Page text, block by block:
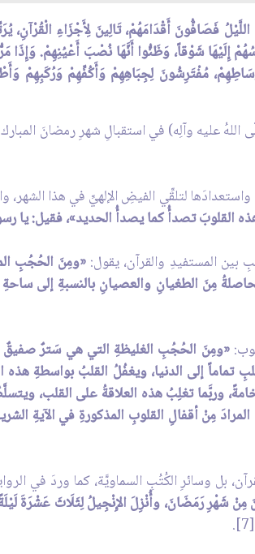
اللَّيْلُ فَصَافُّونَ أَقْدَامَهُمْ، تَالِينَ لِأَجْزَاءِ الْقُرْآنِ،
إِلَيْهَا شَوْقاً، وَظَنُّوا أَنَّهَا نُصْبَ أَعْيُنِهِمْ. وَإِذَا
مُفْتَرِشُونَ لِجِبَاهِهِمْ وَأَكُفِّهِمْ وَرُكَبِهِمْ
عليه وآلِه) في استقبالِ شهرِ رمضانَ
لتلقِّي الفيضِ الإلهيِّ في هذا الشهر،
القلوبَ تصدأُ كما يصدأُ الحديد»، فقيل: يا
المستفيدِ والقرآن، يقول: «ومِنَ الحُجُبِ
مِنَ الطغيانِ والعصيانِ بالنسبةِ إلى
«ومِنَ الحُجُبِ الغليظةِ التي هي سَترٌ
تماماً إلى الدنيا، ويغفُلُ القلبُ بواسطةِ
وربَّما تغلِبُ هذه العلاقةُ على القلب،
مِنْ أقفالِ القلوبِ المذكورةِ في الآيةِ
بل وسائرِ الكُتُبِ السماويَّة، كما وردَ في
رَمَضَانَ، وأُنْزِلَ الإِنْجِيلُ لِثَلَاثَ عَشْرَةَ
[7].